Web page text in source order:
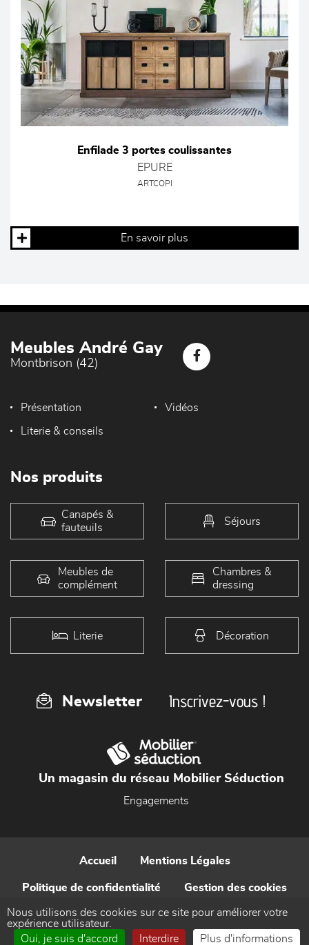
Enfilade 3 portes coulissantes
EPURE
ARTCOPI
En savoir plus
Meubles André Gay
Montbrison (42)
Présentation Vidéos
Literie & conseils
Nos produits
Canapés &
fauteuils
Séjours
Meubles de
complément
Chambres &
dressing
Literie Décoration
Newsletter Inscrivez-vous !
Un magasin du réseau Mobilier Séduction
Engagements
Accueil Mentions Légales
Politique de confidentialité Gestion des cookies
Contact
Nous utilisons des cookies sur ce site pour améliorer votre
expérience utilisateur.
Oui, je suis d'accord
Interdire Plus d'informations